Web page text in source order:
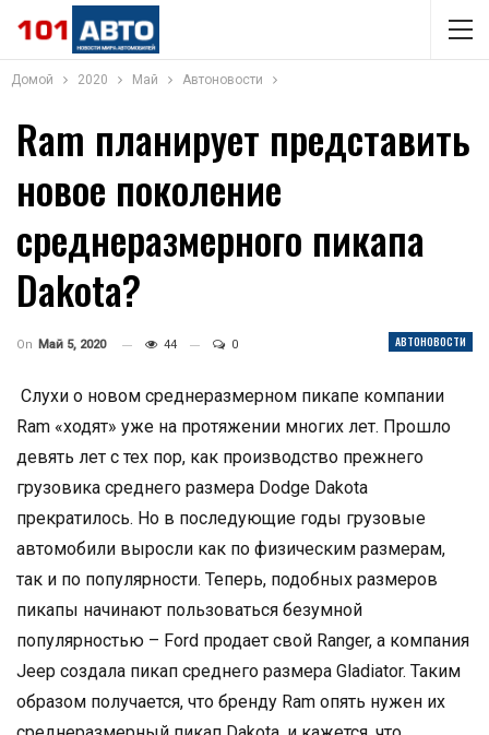
Домой 2020 Май Автоновости
Ram планирует представить
новое поколение
среднеразмерного пикапа
Dakota?
АВТОНОВОСТИ
On Май 5, 2020 44 0
Слухи о новом среднеразмерном пикапе компании
Ram «ходят» уже на протяжении многих лет. Прошло
девять лет с тех пор, как производство прежнего
грузовика среднего размера Dodge Dakota
прекратилось. Но в последующие годы грузовые
автомобили выросли как по физическим размерам,
так и по популярности. Теперь, подобных размеров
пикапы начинают пользоваться безумной
популярностью – Ford продает свой Ranger, а компания
Jeep создала пикап среднего размера Gladiator. Таким
образом получается, что бренду Ram опять нужен их